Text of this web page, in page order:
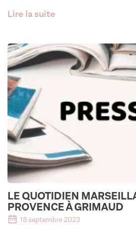
Lire la suite
LE QUOTIDIEN
PROVENCE À GRIMAUD
18 septembre 2023